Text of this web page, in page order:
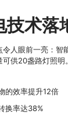
术落
人眼前一亮：智
供20盏路灯照明
的效率提升12倍
换率达38%